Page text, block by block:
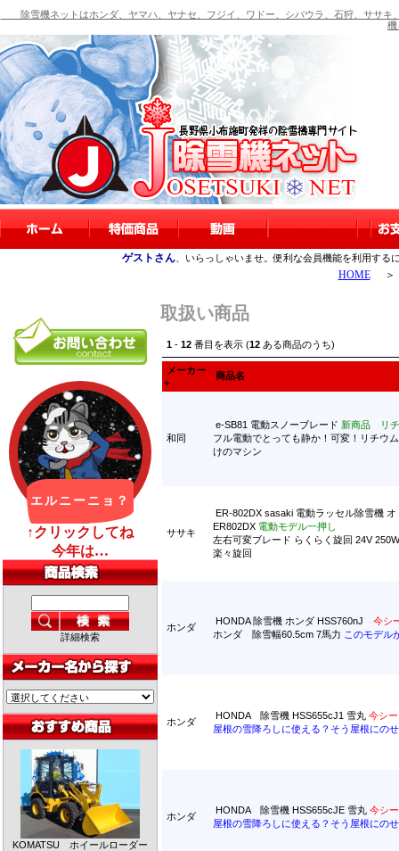
除雪機ネットはホンダ、ヤマハ、ヤナセ、フジイ、ワドー、シバウラ、石狩、ササキ
機
ゲストさん 、いらっしゃいませ。便利な会員機能を利用する
HOME ＞
詳細検索
KOMATSU ホイールローダー
取扱い商品
1 - 12 番目を表示 (12 ある商品のうち)
メーカー
+
商品名
和同
e-SB81 電動スノーブレード 新商品 リチ
フル電動でとっても静か！可変！リチウ
けのマシン
ササキ
ER-802DX sasaki 電動ラッセル除雪機
ER802DX 電動モデル一押し
左右可変ブレード らくらく旋回 24V
楽々旋回
ホンダ
HONDA 除雪機 ホンダ HSS760nJ 今シ
ホンダ 除雪幅60.5cm 7馬力 このモデル
ホンダ
HONDA 除雪機 HSS655cJ1 雪丸 今シ
屋根の雪降ろしに使える？そう屋根にの
ホンダ
HONDA 除雪機 HSS655cJE 雪丸 今シ
屋根の雪降ろしに使える？そう屋根にの